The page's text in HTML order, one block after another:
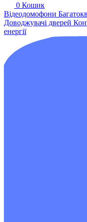
0 Кошик
Відеодомофони
Доводжувачі дверей
енергії